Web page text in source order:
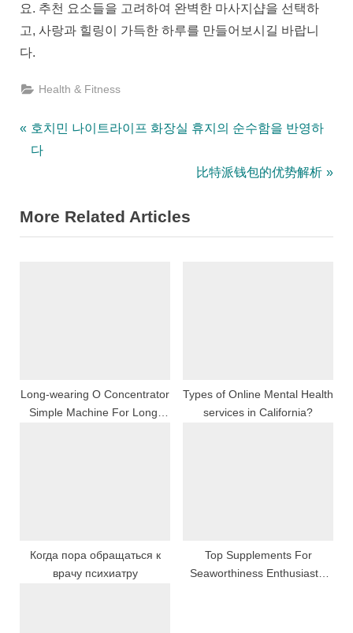
요. 추천 요소들을 고려하여 완벽한 마사지샵을 선택하
고, 사랑과 힐링이 가득한 하루를 만들어보시길 바랍니
다.
Health & Fitness
Post
P
r
i
o
:
호치민 나이트라이프 화장실 휴지의 순수함을 반영하
다
N
t
比特派钱包的优势解析
More Related Articles
Long-wearing O Concentrator
Simple Machine For Long-
Types of Online Mental Health
services in California?
Когда пора обращаться к
врачу психиатру
Top Supplements For
Seaworthiness Enthusiasts: